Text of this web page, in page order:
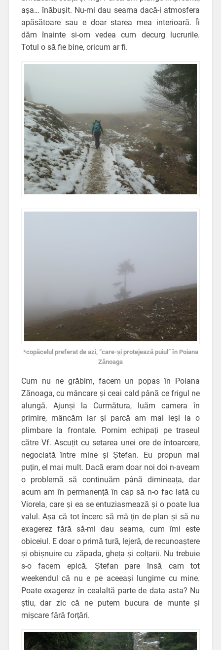
așa… înăbușit. Nu-mi dau seama dacă-i atmosfera
apăsătoare sau e doar starea mea interioară. Îi
dăm înainte si-om vedea cum decurg lucrurile.
Totul o să fie bine, oricum ar fi.
*copăcelul preferat de azi, “care-și protejează puiul” în Poiana
Zănoaga
Cum nu ne grăbim, facem un popas în Poiana
Zănoaga, cu mâncare și ceai cald până ce frigul ne
alungă. Ajunși la Curmătura, luăm camera în
primire, mâncăm iar și parcă am mai ieși la o
plimbare la frontale. Pornim echipați pe traseul
către Vf. Ascuțit cu setarea unei ore de întoarcere,
negociată între mine și Ștefan. Eu propun mai
puțin, el mai mult. Dacă eram doar noi doi n-aveam
o problemă să continuăm până dimineața, dar
acum am în permanență în cap să n-o fac lată cu
Viorela, care și ea se entuziasmează și o poate lua
valul. Așa că tot încerc să mă țin de plan și să nu
exagerez fără să-mi dau seama, cum îmi este
obiceiul. E doar o primă tură, lejeră, de recunoaștere
și obișnuire cu zăpada, gheța și colțarii. Nu trebuie
s-o facem epică. Ștefan pare însă cam tot
weekendul că nu e pe aceeași lungime cu mine.
Poate exagerez în cealaltă parte de data asta? Nu
știu, dar zic că ne putem bucura de munte și
mișcare fără forțări.